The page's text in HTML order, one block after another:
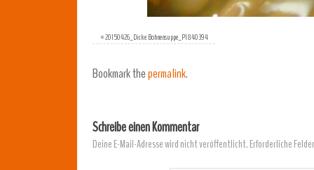
«20150426_Dicke Bohnensuppe_P1840394
Bookmark thepermalink.
Schreibe einen Kommentar
Deine E-Mail-Adresse wird nicht veröffentlicht.Erforderliche